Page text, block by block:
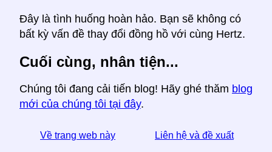
Đây là tình huống hoàn hảo. Bạn sẽ không có
bất kỳ vấn đề thay đổi đồng hồ với cùng Hertz.
Cuối cùng, nhân tiện...
Chúng tôi đang cải tiến blog! Hãy ghé thăm blog
mới của chúng tôi tại đây.
Về trang web này Liên hệ và đề xuất